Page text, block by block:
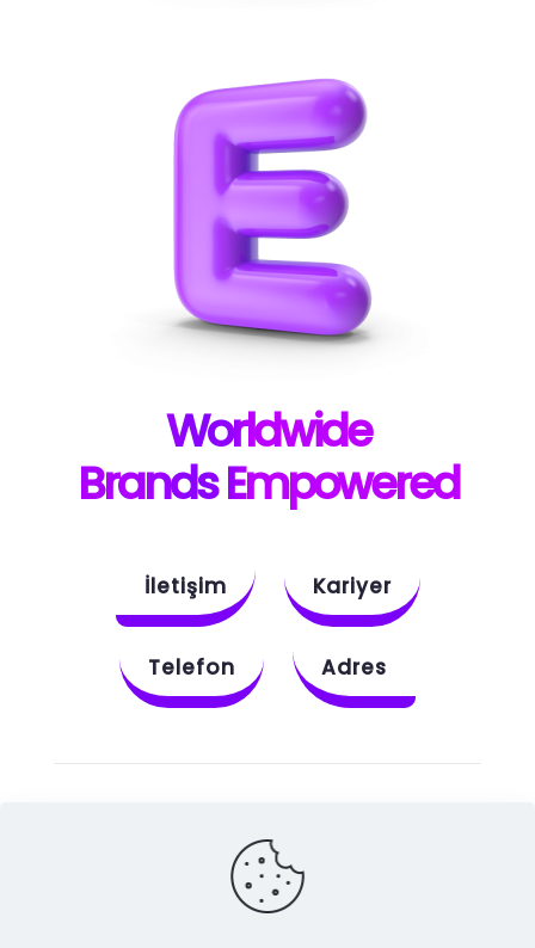
Worldwide
Brands Empowered
İletişim Kariyer
Telefon Adres
Behance
Facebook